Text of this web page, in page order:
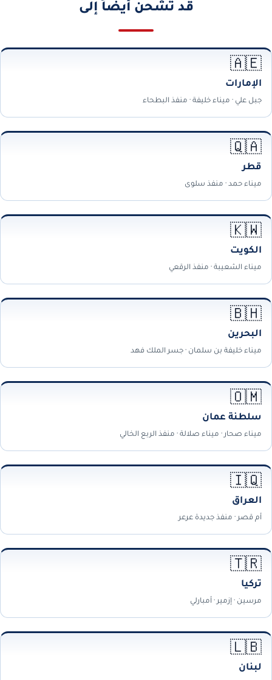
قد تشحن أيضاً إلى
🇦🇪
الإمارات
جبل علي · ميناء خليفة · منفذ البطحاء
🇶🇦
قطر
ميناء حمد · منفذ سلوى
🇰🇼
الكويت
ميناء الشعيبة · منفذ الرقعي
🇧🇭
البحرين
ميناء خليفة بن سلمان · جسر الملك فهد
🇴🇲
سلطنة عمان
ميناء صحار · ميناء صلالة · منفذ الربع الخالي
🇮🇶
العراق
أم قصر · منفذ جديدة عرعر
🇹🇷
تركيا
مرسين · إزمير · أمبارلي
🇱🇧
لبنان